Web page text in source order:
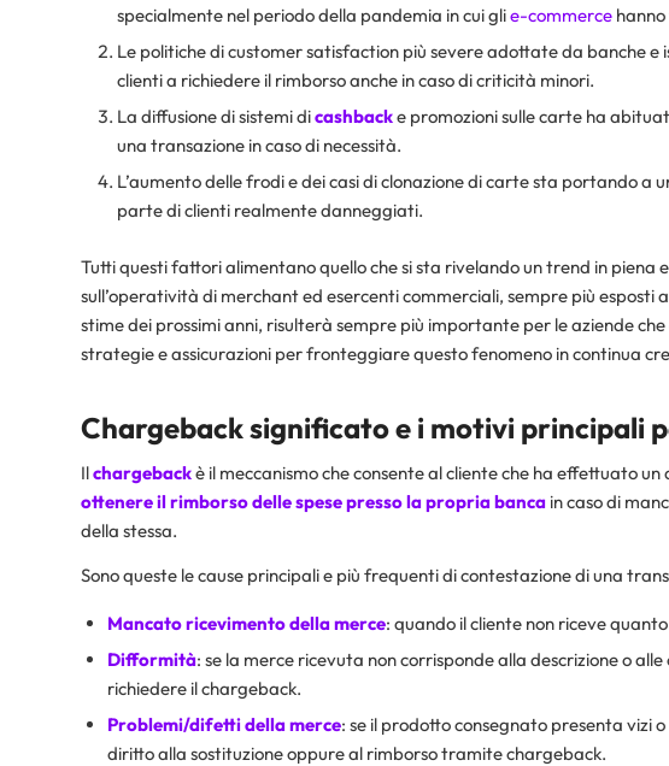
specialmente nel periodo della pandemia in cui glie-commerce
Le politiche di customer satisfaction più severe adottate da banche
clienti a richiedere il rimborso anche in caso di criticità minori.
La diffusione di sistemi dicashbacke promozioni sulle carte ha
una transazione in caso di necessità.
L’aumento delle frodi e dei casi di clonazione di carte sta portando a
parte di clienti realmente danneggiati.
Tutti questi fattori alimentano quello che si sta rivelando un trend in piena
sull’operatività di merchant ed esercenti commerciali, sempre più esposti
stime dei prossimi anni, risulterà sempre più importante per le aziende
strategie e assicurazioni per fronteggiare questo fenomeno in continua
Chargeback significato e i motivi principali
Ilchargebackè il meccanismo che consente al cliente che ha effettuato
ottenere il rimborso delle spese presso la propria banca in caso di
della stessa.
Sono queste le cause principali e più frequenti di contestazione di una
Mancato ricevimento della merce: quando il cliente non riceve
Difformità: se la merce ricevuta non corrisponde alla descrizione o
richiedere il chargeback.
Problemi/difetti della merce: se il prodotto consegnato presenta vizi
diritto alla sostituzione oppure al rimborso tramite chargeback.